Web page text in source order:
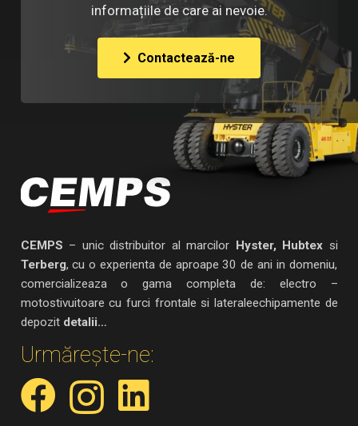
informațiile de care ai nevoie.
Contactează-ne
CEMPS – unic distribuitor al marcilor Hyster, Hubtex si
Terberg, cu o experienta de aproape 30 de ani in domeniu,
comercializeaza o gama completa de: electro –
motostivuitoare cu furci frontale si lateraleechipamente de
depozit detalii…
Urmărește-ne: